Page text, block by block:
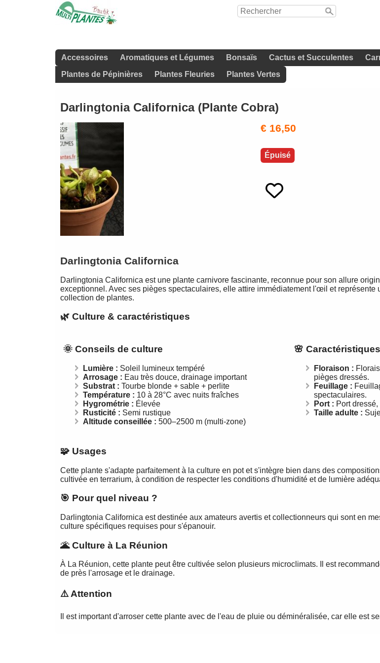
Accessoires Aromatiques et Légumes Bonsaïs Cactus et Succulentes
Plantes de Pépinières
Plantes Fleuries Plantes Vertes
Darlingtonia Californica (Plante Cobra)
€ 16,50
Épuisé
Darlingtonia Californica
Darlingtonia Californica est une plante carnivore fascinante, reconnue pour son allure
exceptionnel. Avec ses pièges spectaculaires, elle attire immédiatement l'œil et représente
collection de plantes.
🌿 Culture & caractéristiques
🌞 Conseils de culture
Lumière : Soleil lumineux tempéré
Arrosage : Eau très douce, drainage important
Substrat : Tourbe blonde + sable + perlite
Température : 10 à 28°C avec nuits fraîches
Hygrométrie : Élevée
Rusticité : Semi rustique
Altitude conseillée : 500–2500 m (multi-zone)
🌸 Caractéristiques
Floraison :
pièges dressés.
Feuillage :
spectaculaires.
Port : Port
Taille adulte :
🧩 Usages
Cette plante s'adapte parfaitement à la culture en pot et s'intègre bien dans des
cultivée en terrarium, à condition de respecter les conditions d'humidité et de lumière
🎯 Pour quel niveau ?
Darlingtonia Californica est destinée aux amateurs avertis et collectionneurs qui sont en
culture spécifiques requises pour s'épanouir.
🌋 Culture à La Réunion
À La Réunion, cette plante peut être cultivée selon plusieurs microclimats. Il est
de près l'arrosage et le drainage.
⚠️ Attention
Il est important d'arroser cette plante avec de l'eau de pluie ou déminéralisée, car elle est